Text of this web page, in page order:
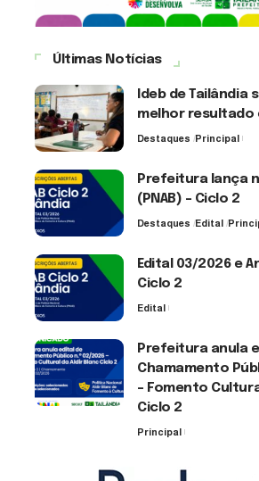
Últimas Notícias
Ideb de Tailândia
melhor resultado
Destaques Principal
Prefeitura lança
(PNAB) – Ciclo 2
Destaques Edital
Edital 03/2026 e
Ciclo 2
Edital
Prefeitura anula
Chamamento
– Fomento
Ciclo 2
Principal